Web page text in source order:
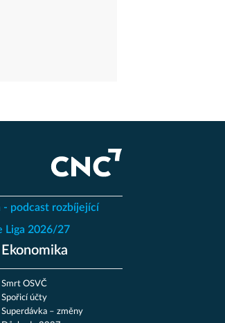
- podcast rozbíjející
Liga 2026/27
Ekonomika
Smrt OSVČ
Spořicí účty
Superdávka – změny